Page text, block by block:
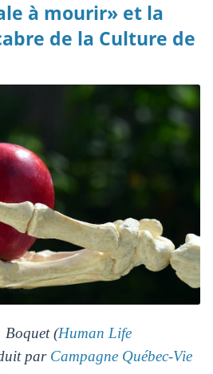
à mourir» et la
de la Culture de
Boquet (Human Life
par Campagne Québec-Vie